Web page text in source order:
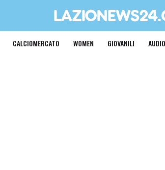
CALCIOMERCATO WOMEN GIOVANILI